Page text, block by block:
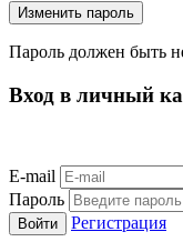
Пароль должен быть
Вход в личный
E-mail
Пароль
Регистрация